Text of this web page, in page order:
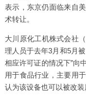
表示，东京仍面临来自
术转让。
大川原化工机株式会社
理人员于去年3月和5月
相应许可证的情况下”向
用于食品行业，主要用
认为该设备也可以被改装